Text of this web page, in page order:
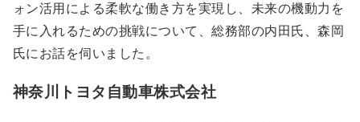
ォン活用による柔軟な働き方を実現し、未来の機動力を
手に入れるための挑戦について、総務部の内田氏、森岡
氏にお話を伺いました。
神奈川トヨタ自動車株式会社